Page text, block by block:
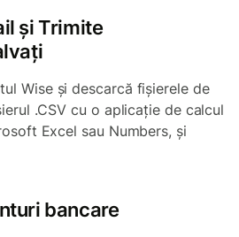
și Trimite
Wise și descarcă fișierele de
.CSV cu o aplicație de calcul
Excel sau Numbers, și
bancare